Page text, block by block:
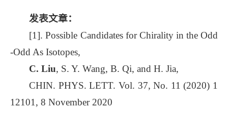
发表文章：
[1]. Possible Candidates for Chirality in the Odd
-Odd As Isotopes,
C. Liu, S. Y. Wang, B. Qi, and H. Jia,
CHIN. PHYS. LETT. Vol. 37, No. 11 (2020) 1
12101, 8 November 2020